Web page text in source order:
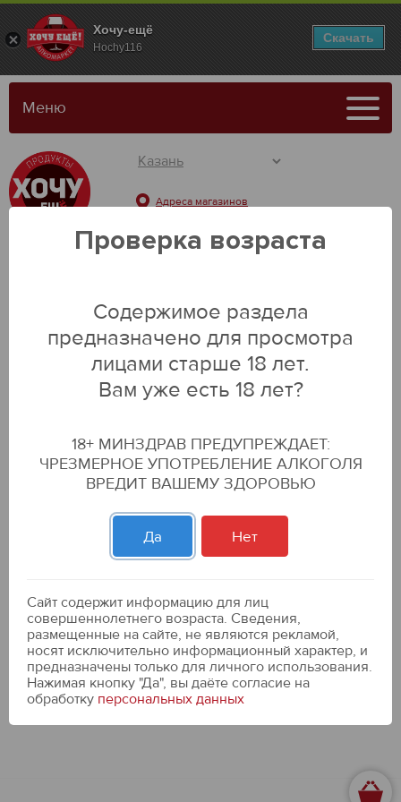
Хочу-ещё
Hochy116
Скачать
Меню
Адреса магазинов
Каталог
Мороженое
Мороженое
Проверка возраста
Содержимое раздела
предназначено для просмотра
лицами старше 18 лет.
Вам уже есть 18 лет?
18+ МИНЗДРАВ ПРЕДУПРЕЖДАЕТ:
ЧРЕЗМЕРНОЕ УПОТРЕБЛЕНИЕ АЛКОГОЛЯ
ВРЕДИТ ВАШЕМУ ЗДОРОВЬЮ
Да Нет
Сайт содержит информацию для лиц
совершеннолетнего возраста. Сведения,
размещенные на сайте, не являются рекламой,
носят исключительно информационный характер, и
предназначены только для личного использования.
Нажимая кнопку "Да", вы даёте cогласие на
обработку персональных данных